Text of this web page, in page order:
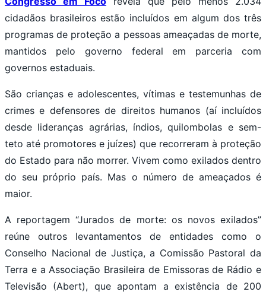
cidadãos brasileiros estão incluídos em algum dos três
programas de proteção a pessoas ameaçadas de morte,
mantidos pelo governo federal em parceria com
governos estaduais.
São crianças e adolescentes, vítimas e testemunhas de
crimes e defensores de direitos humanos (aí incluídos
desde lideranças agrárias, índios, quilombolas e sem-
teto até promotores e juízes) que recorreram à proteção
do Estado para não morrer. Vivem como exilados dentro
do seu próprio país. Mas o número de ameaçados é
maior.
A reportagem “Jurados de morte: os novos exilados”
reúne outros levantamentos de entidades como o
Conselho Nacional de Justiça, a Comissão Pastoral da
Terra e a Associação Brasileira de Emissoras de Rádio e
Televisão (Abert), que apontam a existência de 200